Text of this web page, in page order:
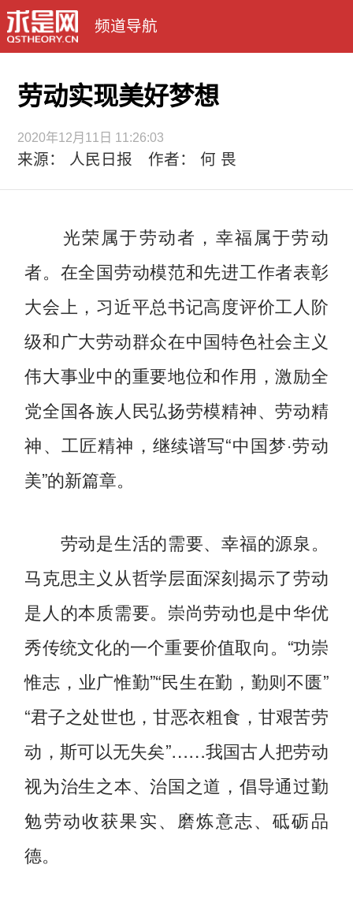
频道导航
劳动实现美好梦想
2020年12月11日 11:26:03
来源： 人民日报 作者： 何 畏
光荣属于劳动者，幸福属于劳动
者。在全国劳动模范和先进工作者表彰
大会上，习近平总书记高度评价工人阶
级和广大劳动群众在中国特色社会主义
伟大事业中的重要地位和作用，激励全
党全国各族人民弘扬劳模精神、劳动精
神、工匠精神，继续谱写“中国梦·劳动
美”的新篇章。
劳动是生活的需要、幸福的源泉。
马克思主义从哲学层面深刻揭示了劳动
是人的本质需要。崇尚劳动也是中华优
秀传统文化的一个重要价值取向。“功崇
惟志，业广惟勤”“民生在勤，勤则不匮”
“君子之处世也，甘恶衣粗食，甘艰苦劳
动，斯可以无失矣”……我国古人把劳动
视为治生之本、治国之道，倡导通过勤
勉劳动收获果实、磨炼意志、砥砺品
德。